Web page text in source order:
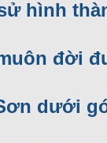
hình
đời
dưới